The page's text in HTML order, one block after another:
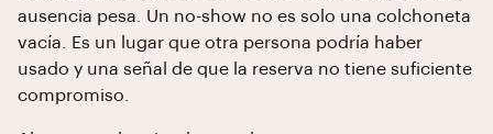
ausencia pesa. Un no-show no es solo una colchoneta
vacía. Es un lugar que otra persona podría haber
usado y una señal de que la reserva no tiene suficiente
compromiso.